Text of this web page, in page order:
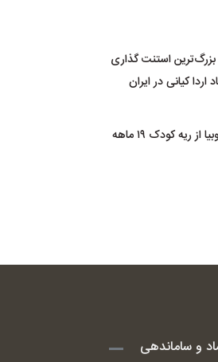
بزرگ‌ترین استنت گذاری
کیانی در ایران
ریه کودک ۱۹ ماهه
و ساماندهی